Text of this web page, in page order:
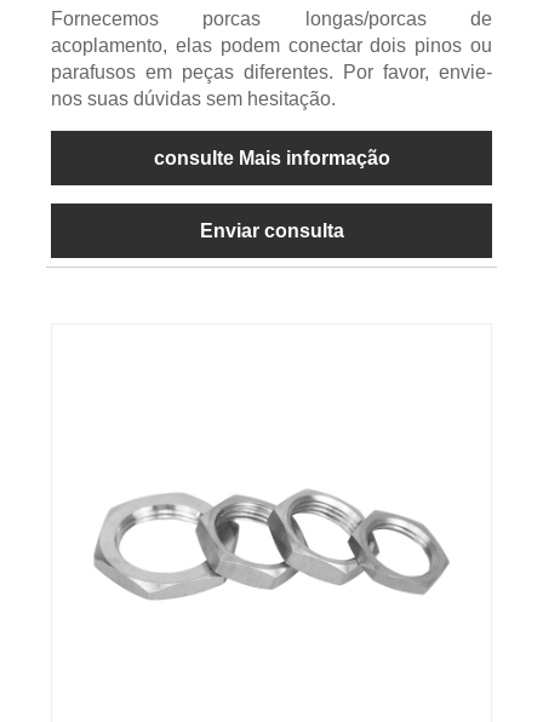
Fornecemos porcas longas/porcas de
acoplamento, elas podem conectar dois pinos ou
parafusos em peças diferentes. Por favor, envie-
nos suas dúvidas sem hesitação.
consulte Mais informação
Enviar consulta